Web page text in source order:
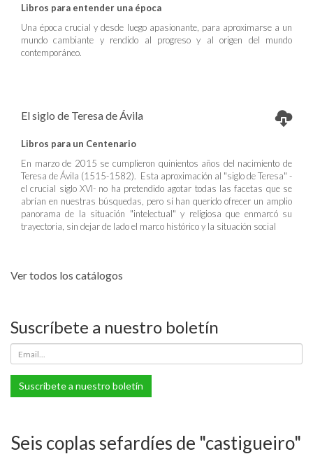
Libros para entender una época
Una época crucial y desde luego apasionante, para aproximarse a un
mundo cambiante y rendido al progreso y al origen del mundo
contemporáneo.
El siglo de Teresa de Ávila
Libros para un Centenario
En marzo de 2015 se cumplieron quinientos años del nacimiento de
Teresa de Ávila (1515-1582). Esta aproximación al "siglo de Teresa" -
el crucial siglo XVI- no ha pretendido agotar todas las facetas que se
abrían en nuestras búsquedas, pero sí han querido ofrecer un amplio
panorama de la situación "intelectual" y religiosa que enmarcó su
trayectoria, sin dejar de lado el marco histórico y la situación social
Ver todos los catálogos
Suscríbete a nuestro boletín
Suscríbete a nuestro boletín
Seis coplas sefardíes de "castigueiro"